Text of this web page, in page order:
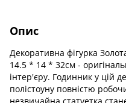
Опис
Декоративна фігурка
14.5 * 14 * 32см -
інтер'єру. Годинник у цій
полістоуну повністю
незвичайна статуетка